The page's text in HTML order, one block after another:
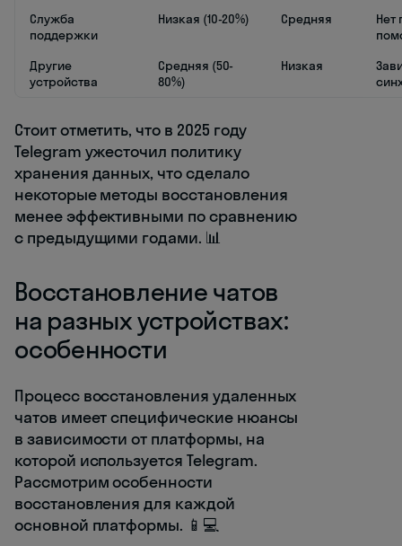
Служба
поддержки
Низкая (10-20%) Средняя
Нет
Другие
устройства
Средняя (50-
80%)
Низкая
Стоит отметить, что в 2025 году
Telegram ужесточил политику
хранения данных, что сделало
некоторые методы восстановления
менее эффективными по сравнению
с предыдущими годами. 📊
Восстановление чатов
на разных устройствах:
особенности
Процесс восстановления удаленных
чатов имеет специфические нюансы
в зависимости от платформы, на
которой используется Telegram.
Рассмотрим особенности
восстановления для каждой
основной платформы. 📱💻